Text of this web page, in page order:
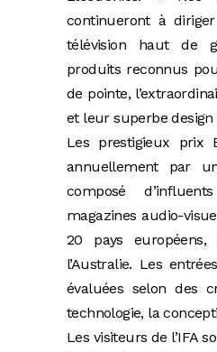
continueront à
télévision haut de
produits reconnus
de pointe,
et leur superbe design
Les prestigieux prix
annuellement par
composé
magazines audio-
20 pays
l’Australie. Les
évaluées selon des
technologie, la
Les visiteurs de l’IFA